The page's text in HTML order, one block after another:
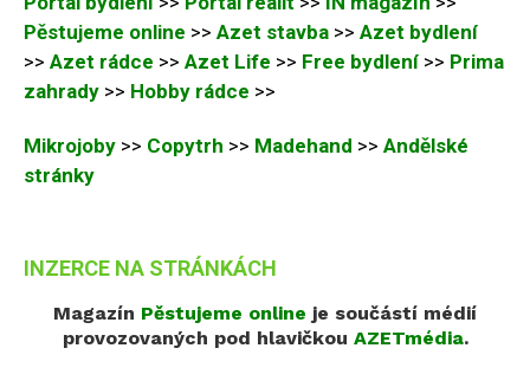
Pěstujeme online >> Azet stavba >> Azet bydlení
>> Azet rádce >> Azet Life >> Free bydlení >> Prima
zahrady >> Hobby rádce >>
Mikrojoby >> Copytrh >> Madehand >> Andělské
stránky
INZERCE NA STRÁNKÁCH
Magazín Pěstujeme online je součástí médií
provozovaných pod hlavičkou AZETmédia.